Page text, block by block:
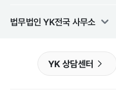
법무법인 YK전국 사무소
YK 상담센터